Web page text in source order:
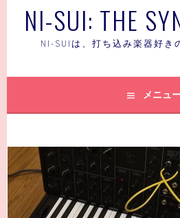
NI-SUI: THE
NI-SUIは、打ち込み楽器好き
メニュ